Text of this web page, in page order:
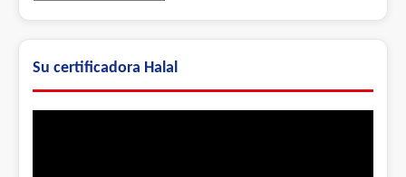
Su certificadora Halal